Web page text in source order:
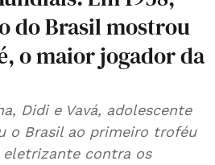
do Brasil mostrou
o maior jogador da
Didi e Vavá, adolescente
o Brasil ao primeiro troféu
eletrizante contra os